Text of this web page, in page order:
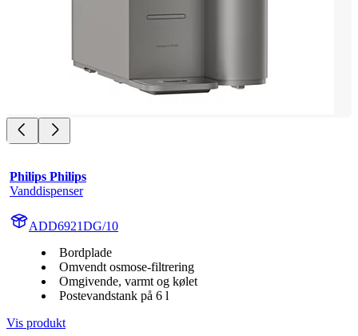
Philips Philips
Vanddispenser
ADD6921DG/10
Bordplade
Omvendt osmose-filtrering
Omgivende, varmt og kølet
Postevandstank på 6 l
Vis produkt